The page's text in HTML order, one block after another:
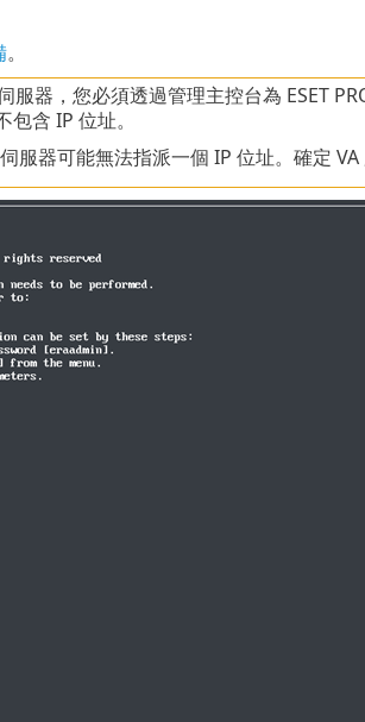
。
服器，您必須透過管理主控台為 ESET
含 IP 位址。
服器可能無法指派一個 IP 位址。確定 VA